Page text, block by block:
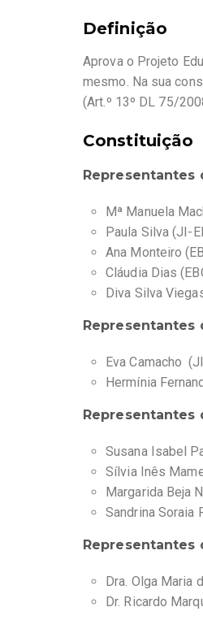
Definição
Aprova o Projeto
mesmo. Na sua
(Art.º 13º DL 75/
Constituição
Representantes
Mª Manuela
Paula Silva (JI-
Ana Monteiro
Cláudia Dias
Diva Silva
Representantes
Eva Camacho
Hermínia
Representantes
Susana Isabel
Sílvia Inês
Margarida Beja
Sandrina Soraia
Representantes
Dra. Olga Maria
Dr. Ricardo